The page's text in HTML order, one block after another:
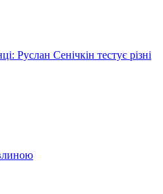
Руслан Сенічкін тестує різні